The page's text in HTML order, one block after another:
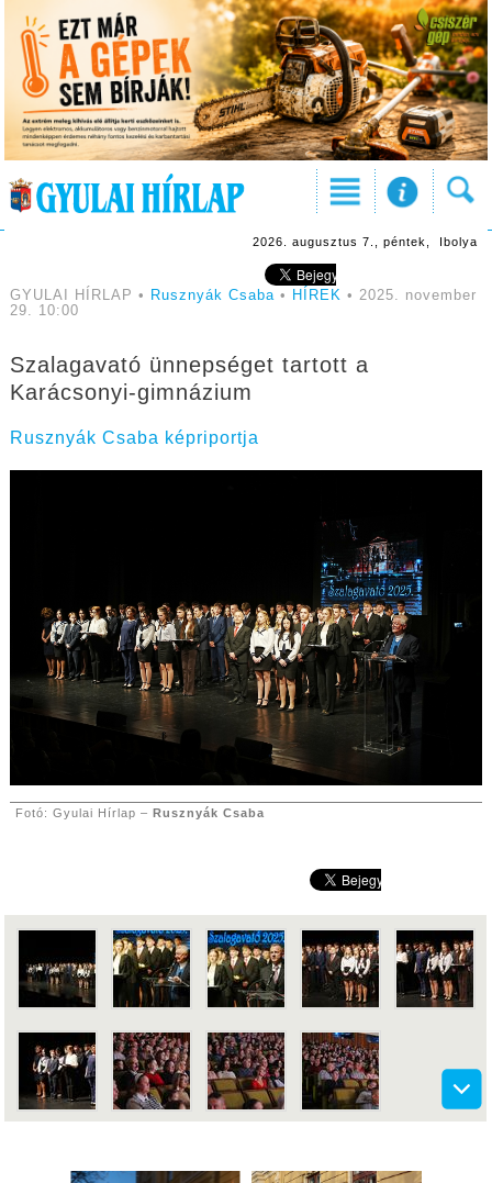
2026. augusztus 7., péntek, Ibolya
GYULAI HÍRLAP • Rusznyák Csaba• HÍREK • 2025. november
29. 10:00
Szalagavató ünnepséget tartott a
Karácsonyi-gimnázium
Rusznyák Csaba képriportja
Fotó: Gyulai Hírlap – Rusznyák Csaba